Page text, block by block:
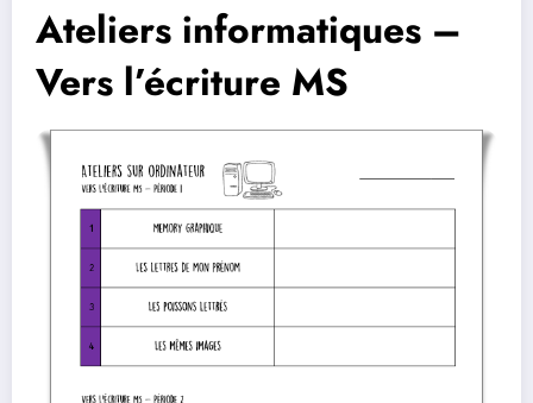
Ateliers informatiques –
Vers l’écriture MS